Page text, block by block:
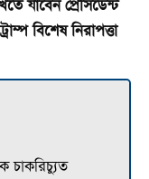
যাবেন প্রেসিডেন্ট
বিশেষ নিরাপত্তা
চাকরিচ্যুত